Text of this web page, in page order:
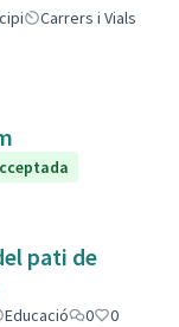
Carrers i Vials
pati de
Educació 0
0